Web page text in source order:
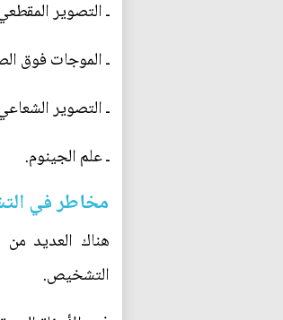
ـ التصوير
ـ الموجات فوق
ـ التصوير
ـ علم الجينوم.
مخاطر في
هناك العديد
التشخيص.